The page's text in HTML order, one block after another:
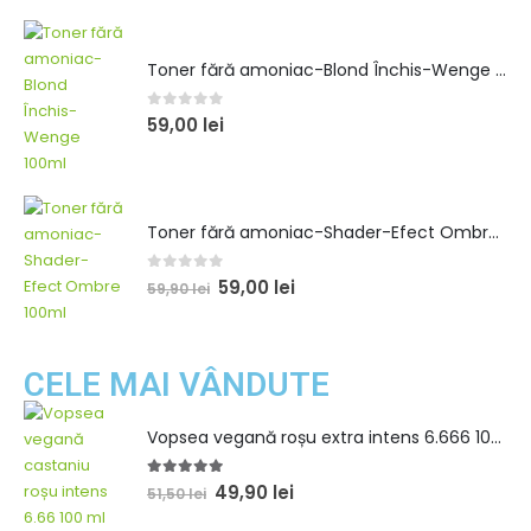
0out of 598,90lei
0 out of 5
59,90lei 59,00 lei
CELE MAI VÂNDUTE